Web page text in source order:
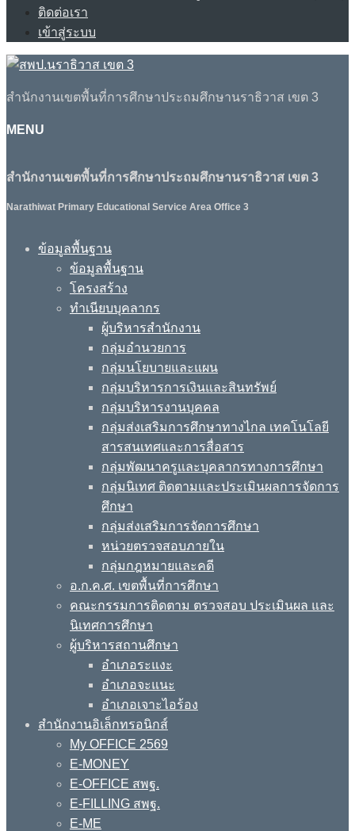
ติดต่อเรา
เข้าสู่ระบบ
สำนักงานเขตพื้นที่การศึกษาประถมศึกษานราธิวาส เขต 3
MENU
สำนักงานเขตพื้นที่การศึกษาประถมศึกษานราธิวาส เขต 3
Narathiwat Primary Educational Service Area Office 3
ข้อมูลพื้นฐาน
ข้อมูลพื้นฐาน
โครงสร้าง
ทำเนียบบุคลากร
ผู้บริหารสำนักงาน
กลุ่มอำนวยการ
กลุ่มนโยบายและแผน
กลุ่มบริหารการเงินและสินทรัพย์
กลุ่มบริหารงานบุคคล
กลุ่มส่งเสริมการศึกษาทางไกล เทคโนโลยี
สารสนเทศและการสื่อสาร
กลุ่มพัฒนาครูและบุคลากรทางการศึกษา
กลุ่มนิเทศ ติดตามและประเมินผลการจัดการ
ศึกษา
กลุ่มส่งเสริมการจัดการศึกษา
หน่วยตรวจสอบภายใน
กลุ่มกฎหมายและคดี
อ.ก.ค.ศ. เขตพื้นที่การศึกษา
คณะกรรมการติดตาม ตรวจสอบ ประเมินผล และ
นิเทศการศึกษา
ผู้บริหารสถานศึกษา
อำเภอระแงะ
อำเภอจะแนะ
อำเภอเจาะไอร้อง
สำนักงานอิเล็กทรอนิกส์
My OFFICE 2569
E-MONEY
E-OFFICE สพฐ.
E-FILLING สพฐ.
E-ME